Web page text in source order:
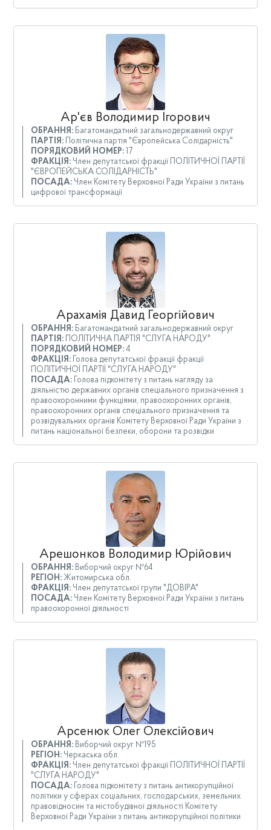
Ар'єв Володимир Ігорович
ОБРАННЯ:Багатомандатний загальнодержавний округ
ПАРТІЯ:Політична партія "Європейська Солідарність"
ПОРЯДКОВИЙ НОМЕР:17
ФРАКЦІЯ:Член депутатської фракції ПОЛІТИЧНОЇ ПАРТІЇ
"ЄВРОПЕЙСЬКА СОЛІДАРНІСТЬ"
ПОСАДА:Член Комітету Верховної Ради України з питань
цифрової трансформації
Арахамія Давид Георгійович
ОБРАННЯ:Багатомандатний загальнодержавний округ
ПАРТІЯ:ПОЛІТИЧНА ПАРТІЯ "СЛУГА НАРОДУ"
ПОРЯДКОВИЙ НОМЕР:4
ФРАКЦІЯ:Голова депутатської фракції фракції
ПОЛІТИЧНОЇ ПАРТІЇ "СЛУГА НАРОДУ"
ПОСАДА:Голова підкомітету з питань нагляду за
діяльністю державних органів спеціального призначення з
правоохоронними функціями, правоохоронних органів,
правоохоронних органів спеціального призначення та
розвідувальних органів Комітету Верховної Ради України з
питань національної безпеки, оборони та розвідки
Арешонков Володимир Юрійович
ОБРАННЯ:Виборчий округ №64
РЕГІОН:Житомирська обл.
ФРАКЦІЯ:Член депутатської групи "ДОВІРА"
ПОСАДА:Член Комітету Верховної Ради України з питань
правоохоронної діяльності
Арсенюк Олег Олексійович
ОБРАННЯ:Виборчий округ №195
РЕГІОН:Черкаська обл.
ФРАКЦІЯ:Член депутатської фракції ПОЛІТИЧНОЇ ПАРТІЇ
"СЛУГА НАРОДУ"
ПОСАДА:Голова підкомітету з питань антикорупційної
політики у сферах соціальних, господарських, земельних
правовідносин та містобудівної діяльності Комітету
Верховної Ради України з питань антикорупційної політики